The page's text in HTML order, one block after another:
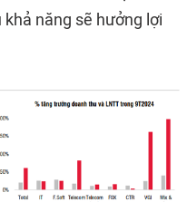
năng sẽ hưởng lợi